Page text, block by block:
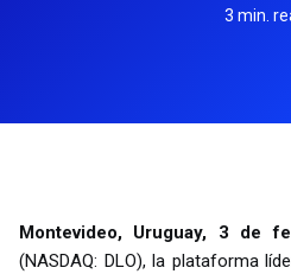
3 min.
Montevideo, Uruguay, 3 de
(NASDAQ: DLO), la plataforma